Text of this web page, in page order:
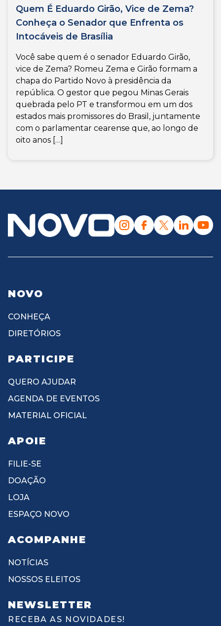
Quem É Eduardo Girão, Vice de Zema?
Conheça o Senador que Enfrenta os
Intocáveis de Brasília
Você sabe quem é o senador Eduardo Girão,
vice de Zema? Romeu Zema e Girão formam a
chapa do Partido Novo à presidência da
república. O gestor que pegou Minas Gerais
quebrada pelo PT e transformou em um dos
estados mais promissores do Brasil, juntamente
com o parlamentar cearense que, ao longo de
oito anos […]
NOVO
CONHEÇA
DIRETÓRIOS
PARTICIPE
QUERO AJUDAR
AGENDA DE EVENTOS
MATERIAL OFICIAL
APOIE
FILIE-SE
DOAÇÃO
LOJA
ESPAÇO NOVO
ACOMPANHE
NOTÍCIAS
NOSSOS ELEITOS
NEWSLETTER
RECEBA AS NOVIDADES!